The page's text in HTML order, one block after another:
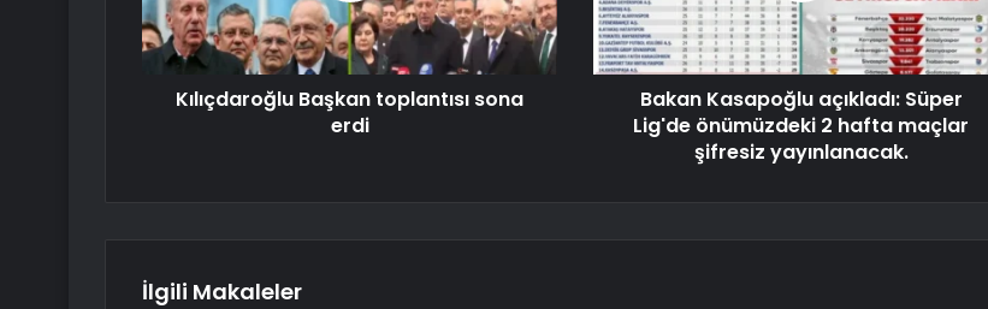
Kılıçdaroğlu Başkan toplantısı sona
erdi
Bakan Kasapoğlu açıkladı: Süper
Lig'de önümüzdeki 2 hafta maçlar
şifresiz yayınlanacak.
İlgili Makaleler